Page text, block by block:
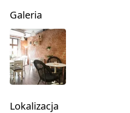
Galeria
Lokalizacja